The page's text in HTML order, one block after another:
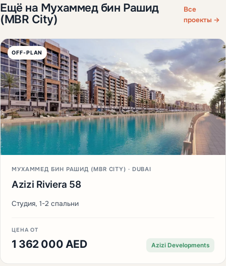
Ещё на Мухаммед бин Рашид
(MBR City)
Все
проекты →
OFF-PLAN
МУХАММЕД БИН РАШИД (MBR CITY) · DUBAI
Azizi Riviera 58
Студия, 1-2 спальни
ЦЕНА ОТ
1 362 000 AED Azizi Developments